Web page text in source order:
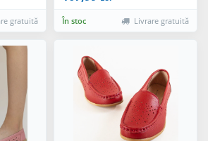
gratuită În stoc Livrare gratuită